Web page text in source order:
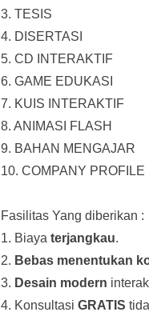
3. TESIS
4. DISERTASI
5. CD INTERAKTIF
6. GAME EDUKASI
7. KUIS INTERAKTIF
8. ANIMASI FLASH
9. BAHAN MENGAJAR
10. COMPANY PROFILE
Fasilitas Yang diberikan :
1. Biaya terjangkau.
2. Bebas menentukan
3. Desain modern
4. Konsultasi GRATIS